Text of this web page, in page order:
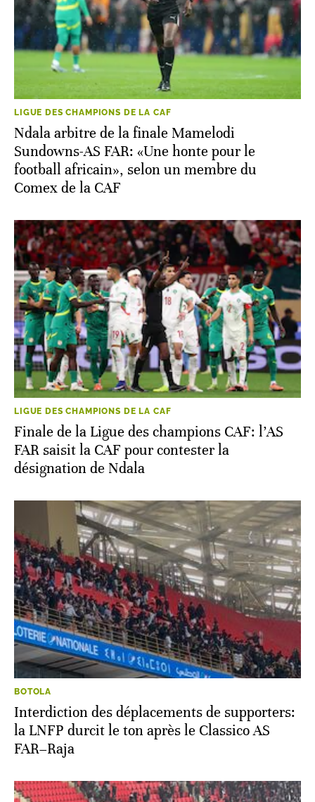
LIGUE DES CHAMPIONS DE LA CAF
Ndala arbitre de la finale Mamelodi
Sundowns-AS FAR: «Une honte pour le
football africain», selon un membre du
Comex de la CAF
LIGUE DES CHAMPIONS DE LA CAF
Finale de la Ligue des champions CAF: l’AS
FAR saisit la CAF pour contester la
désignation de Ndala
BOTOLA
Interdiction des déplacements de supporters:
la LNFP durcit le ton après le Classico AS
FAR–Raja